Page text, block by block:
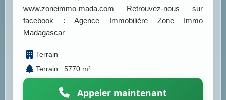
www.zoneimmo-mada.com Retrouvez-nous sur
facebook : Agence Immobilière Zone Immo
Madagascar
Terrain
Terrain : 5770 m²
Appeler maintenant